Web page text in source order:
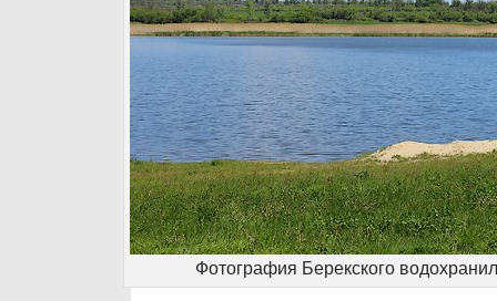
Фотография Берекского